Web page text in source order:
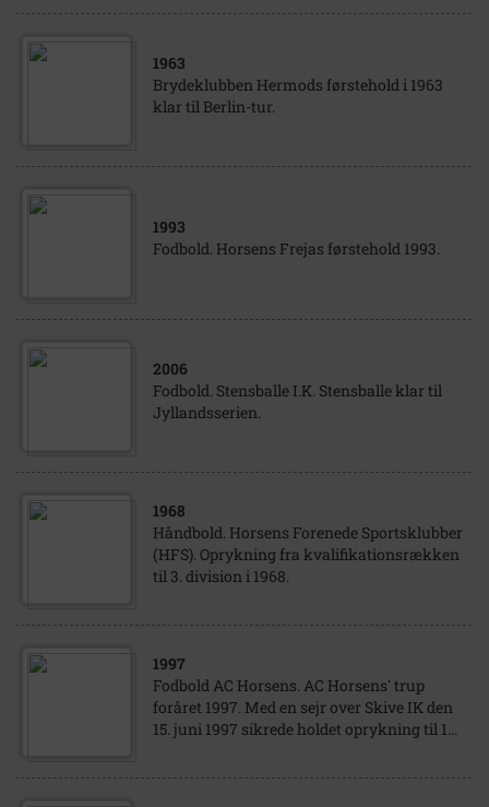
1963
Brydeklubben Hermods førstehold i 1963
klar til Berlin-tur.
1993
Fodbold. Horsens Frejas førstehold 1993.
2006
Fodbold. Stensballe I.K. Stensballe klar til
Jyllandsserien.
1968
Håndbold. Horsens Forenede Sportsklubber
(HFS). Oprykning fra kvalifikationsrækken
til 3. division i 1968.
1997
Fodbold AC Horsens. AC Horsens' trup
foråret 1997. Med en sejr over Skive IK den
15. juni 1997 sikrede holdet oprykning til 1...